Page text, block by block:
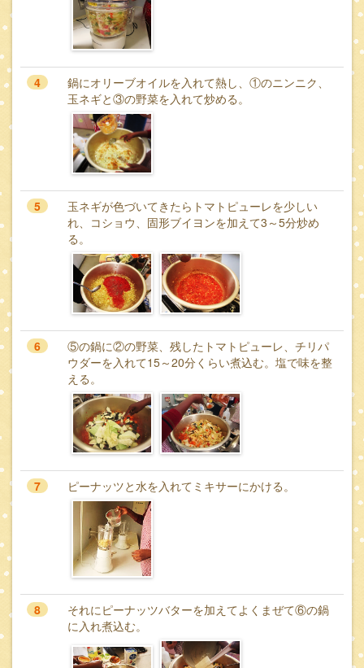
4
鍋にオリーブオイルを入れて熱し、①のニンニク、
玉ネギと③の野菜を入れて炒める。
5
玉ネギが色づいてきたらトマトピューレを少しい
れ、コショウ、固形ブイヨンを加えて3～5分炒め
る。
6
⑤の鍋に②の野菜、残したトマトピューレ、チリパ
ウダーを入れて15～20分くらい煮込む。塩で味を整
える。
7 ピーナッツと水を入れてミキサーにかける。
8
それにピーナッツバターを加えてよくまぜて⑥の鍋
に入れ煮込む。